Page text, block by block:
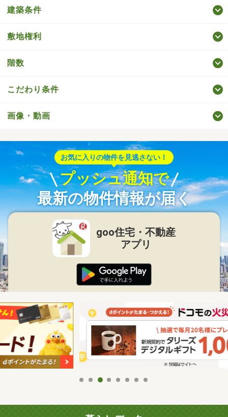
建築条件
敷地権利
階数
こだわり条件
画像・動画
お気に入りの物件を見逃さない！
プッシュ通知で
最新の物件情報が届く
goo住宅・不動産
アプリ